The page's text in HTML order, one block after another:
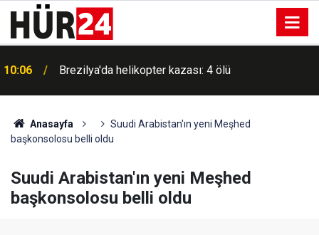
10:06 Brezilya'da helikopter kazası: 4 ölü
Anasayfa
Suudi Arabistan'ın yeni Meşhed
başkonsolosu belli oldu
Suudi Arabistan'ın yeni Meşhed
başkonsolosu belli oldu